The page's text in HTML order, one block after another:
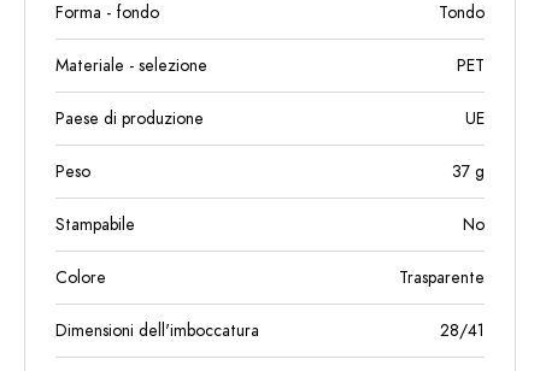
Forma - fondo Tondo
Materiale - selezione PET
Paese di produzione UE
Peso 37 g
Stampabile No
Colore Trasparente
Dimensioni dell'imboccatura 28/41